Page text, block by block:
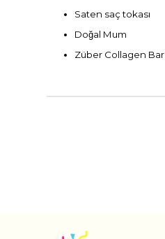
Saten saç tokası
Doğal Mum
Züber Collagen Bar